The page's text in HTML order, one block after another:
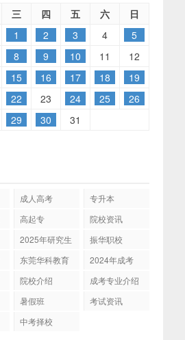
三 四 五 六
日
1
2 3 4
5
8 9 10 11
12
15 16 17 18
19
22 23 24 25
26
29 30
31
成人高考
专升本
高起专
院校资讯
2025年研究生
振华职校
东莞华科教育
2024年成考
院校介绍
成考专业介绍
暑假班
考试资讯
中考择校